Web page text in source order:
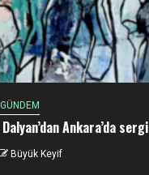
Ankara’da sergi
Büyük Keyif